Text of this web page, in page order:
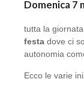
Domenica 7
tutta la
festa dove ci
autonomia
Ecco le varie